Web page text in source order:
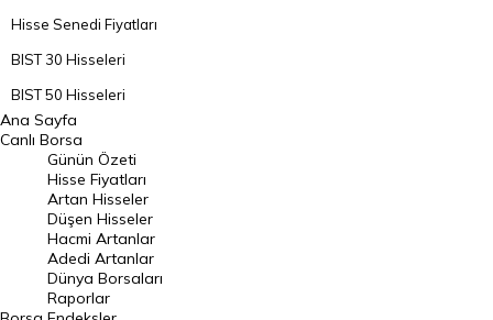
Hisse Senedi Fiyatları
BIST 30 Hisseleri
BIST 50 Hisseleri
BIST 100 Hisseleri
En Çok Artan Hisseler
En Çok Düşen Hisseler
Hacmi Artanlar
Geçmiş Kapanışlar
Dünya Borsaları
Ana Sayfa
Canlı Borsa
Günün Özeti
Hisse Fiyatları
Artan Hisseler
Düşen Hisseler
Hacmi Artanlar
Adedi Artanlar
Dünya Borsaları
Raporlar